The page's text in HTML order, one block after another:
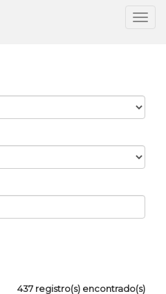
437 registro(s) encontrado(s)